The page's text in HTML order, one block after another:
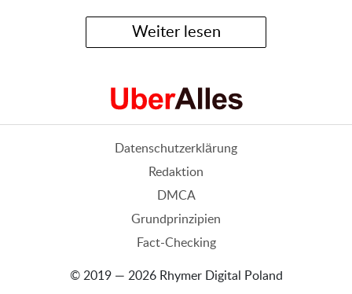
Weiter lesen
Datenschutzerklärung
Redaktion
DMCA
Grundprinzipien
Fact-Checking
© 2019 — 2026 Rhymer Digital Poland